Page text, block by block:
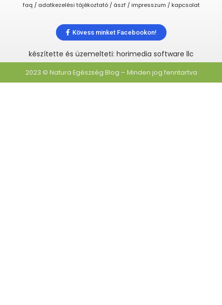
faq / adatkezelési tájékoztató / ászf / impresszum / kapcsolat
Kövess minket Facebookon!
készítette és üzemelteti: horimedia software llc
2023 © Natura Egészség Blog – Minden jog fenntartva